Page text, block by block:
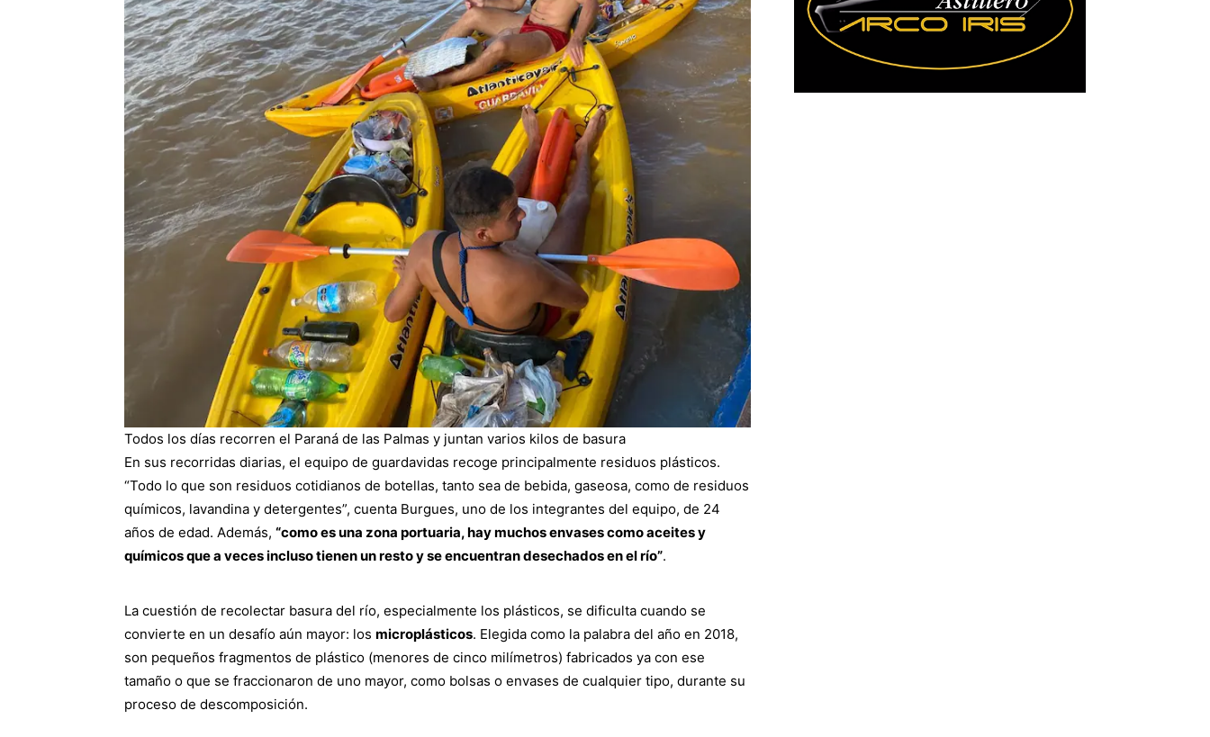
Todos los días recorren el Paraná de las Palmas y juntan varios kilos de basura
En sus recorridas diarias, el equipo de guardavidas recoge principalmente residuos plásticos.
“Todo lo que son residuos cotidianos de botellas, tanto sea de bebida, gaseosa, como de residuos
químicos, lavandina y detergentes”, cuenta Burgues, uno de los integrantes del equipo, de 24
años de edad. Además, “como es una zona portuaria, hay muchos envases como aceites y
químicos que a veces incluso tienen un resto y se encuentran desechados en el río”.
La cuestión de recolectar basura del río, especialmente los plásticos, se dificulta cuando se
convierte en un desafío aún mayor: los microplásticos. Elegida como la palabra del año en 2018,
son pequeños fragmentos de plástico (menores de cinco milímetros) fabricados ya con ese
tamaño o que se fraccionaron de uno mayor, como bolsas o envases de cualquier tipo, durante su
proceso de descomposición.